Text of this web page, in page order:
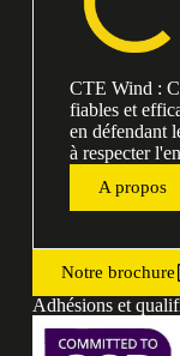
CTE Wind :
fiables et
en défendant
à respecter
A propos
Notre brochure
Adhésions et